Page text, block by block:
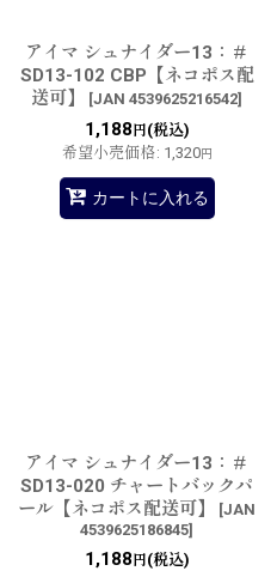
アイマ シュナイダー13：＃
SD13-102 CBP【ネコポス配
送可】
[JAN 4539625216542]
1,188 円(税込)
希望小売価格: 1,320円
カートに入れる
アイマ シュナイダー13：＃
SD13-020 チャートバックパ
ール【ネコポス配送可】
[JAN
4539625186845]
1,188 円(税込)